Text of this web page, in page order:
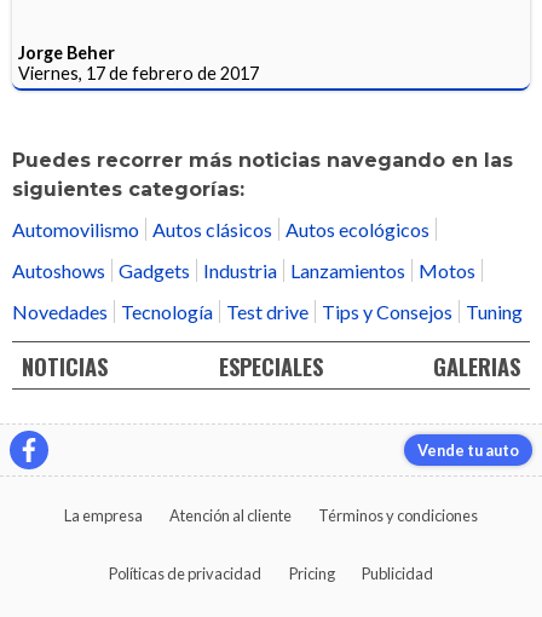
Jorge Beher
Viernes, 17 de febrero de 2017
Puedes recorrer más noticias navegando en las
siguientes categorías:
Automovilismo Autos clásicos
Autos ecológicos
Autoshows
Gadgets Industria Lanzamientos
Motos
Novedades
Tecnología Test drive Tips y Consejos Tuning
NOTICIAS ESPECIALES GALERIAS
Vende tu auto
La empresa Atención al cliente Términos y condiciones
Políticas de privacidad Pricing Publicidad